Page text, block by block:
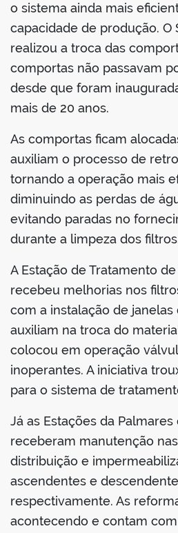
o sistema ainda mais
capacidade de produção. O
realizou a troca das
comportas não passavam
desde que foram
mais de 20 anos.
As comportas ficam
auxiliam o processo de
tornando a operação mais
diminuindo as perdas de
evitando paradas no
durante a limpeza dos
A Estação de Tratamento
recebeu melhorias nos
com a instalação de janelas
auxiliam na troca do
colocou em operação
inoperantes. A iniciativa
para o sistema de
Já as Estações da Palmares
receberam manutenção
distribuição e
ascendentes e
respectivamente. As
acontecendo e contam